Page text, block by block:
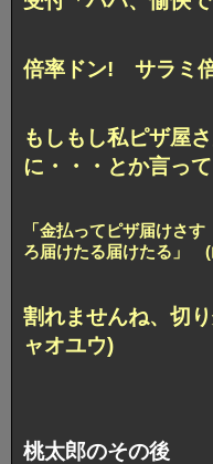
倍率ドン! サラミ
もしもし私ピザ屋さ
に・・・とか言っ
「金払ってピザ届けさ
ろ届けたる届けたる」 (
割れませんね、切
ャオユウ)
桃太郎のその後